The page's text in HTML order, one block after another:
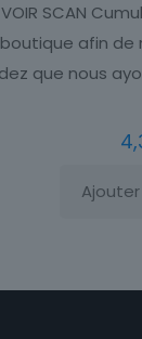
VOIR SCAN
afin de
que nous